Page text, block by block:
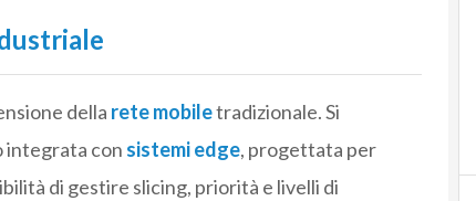
della rete mobiletradizionale. Si
integrata con sistemi edge, progettata per
di gestire slicing, priorità e livelli di